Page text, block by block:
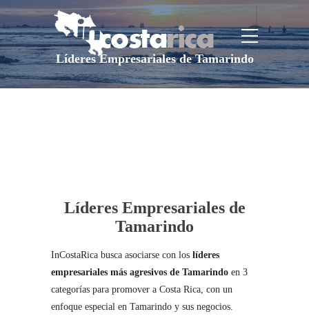
Líderes Empresariales de Tamarindo
Líderes Empresariales de
Tamarindo
InCostaRica busca asociarse con los líderes
empresariales más agresivos de Tamarindo en 3
categorías para promover a Costa Rica, con un
enfoque especial en Tamarindo y sus negocios.